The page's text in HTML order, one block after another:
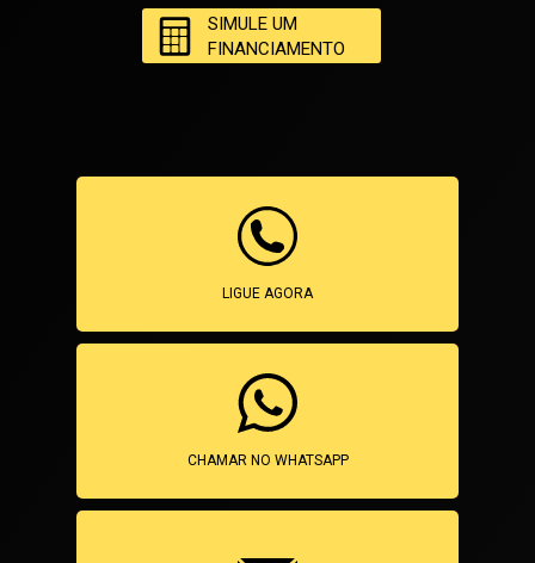
SIMULE UM
FINANCIAMENTO
LIGUE AGORA
CHAMAR NO WHATSAPP